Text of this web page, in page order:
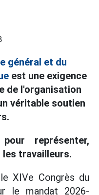
général et du
est une exigence
de l'organisation
véritable soutien
représenter,
travailleurs.
XIVe Congrès du
le mandat 2026-